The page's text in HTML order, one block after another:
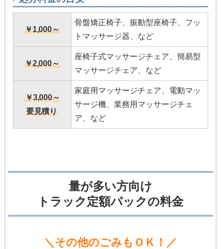
￥1,000～
骨盤矯正椅子、振動型座椅子、フッ
トマッサージ器、など
￥2,000～
座椅子式マッサージチェア、簡易型
マッサージチェア、など
￥3,000～
要見積り
家庭用マッサージチェア、電動マッ
サージ機、業務用マッサージチェ
ア、など
量が多い方向け
トラック定額パックの料金
＼その他のごみもＯＫ！／